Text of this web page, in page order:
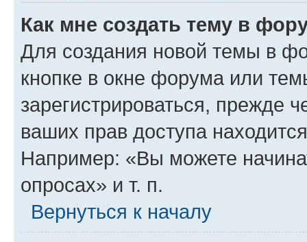
Как мне создать тему в
Для создания новой темы в
кнопке в окне форума или
зарегистрироваться, прежде
ваших прав доступа
Например: «Вы можете
опросах» и т. п.
Вернуться к началу